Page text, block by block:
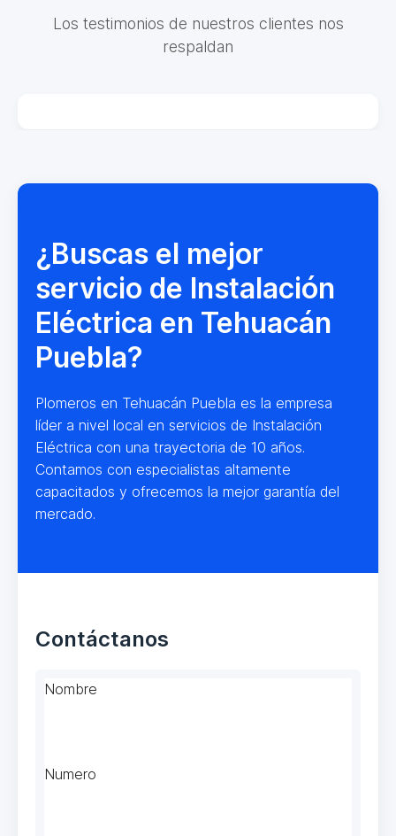
Los testimonios de nuestros clientes nos
respaldan
¿Buscas el mejor
servicio de Instalación
Eléctrica en Tehuacán
Puebla?
Plomeros en Tehuacán Puebla es la empresa
líder a nivel local en servicios de Instalación
Eléctrica con una trayectoria de 10 años.
Contamos con especialistas altamente
capacitados y ofrecemos la mejor garantía del
mercado.
Contáctanos
Nombre
Numero